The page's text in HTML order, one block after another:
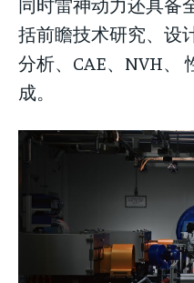
括前瞻技术研究、设
分析、CAE、NVH、
成。